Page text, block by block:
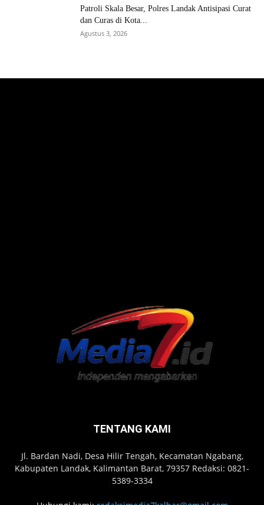
Patroli Skala Besar, Polres Landak Antisipasi Curat
dan Curas di Kota...
Agustus 3, 2026
TENTANG KAMI
Jl. Bardan Nadi, Desa Hilir Tengah, Kecamatan Ngabang,
Kabupaten Landak, Kalimantan Barat, 79357 Redaksi: 0821-
5389-3334